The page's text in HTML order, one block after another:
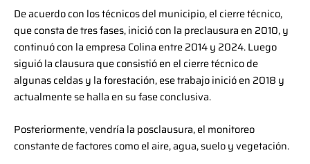
De acuerdo con los técnicos del municipio, el cierre técnico,
que consta de tres fases, inició con la preclausura en 2010, y
continuó con la empresa Colina entre 2014 y 2024. Luego
siguió la clausura que consistió en el cierre técnico de
algunas celdas y la forestación, ese trabajo inició en 2018 y
actualmente se halla en su fase conclusiva.
Posteriormente, vendría la posclausura, el monitoreo
constante de factores como el aire, agua, suelo y vegetación.